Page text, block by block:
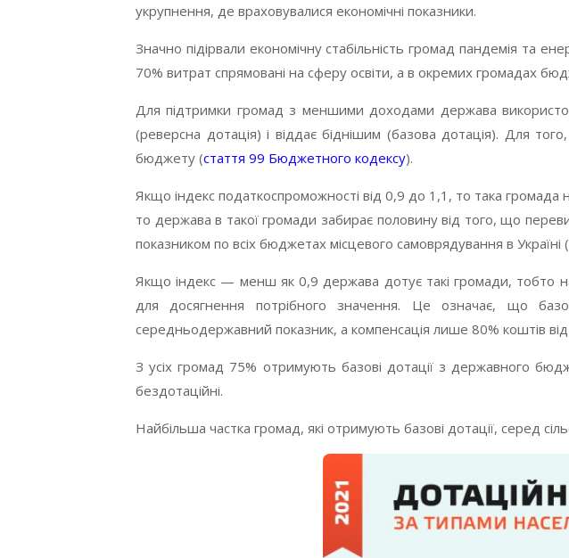
укрупнення, де враховувалися економічні показники.
Значно підірвали економічну стабільність громад пандемія та
70% витрат спрямовані на сферу освіти, а в окремих громадах
Для підтримки громад з меншими доходами держава
(реверсна дотація) і віддає біднішим (базова дотація). Для
бюджету (стаття 99 Бюджетного кодексу).
Якщо індекс податкоспроможності від 0,9 до 1,1, то така
то держава в такої громади забирає половину від того, що
показником по всіх бюджетах місцевого самоврядування в
Якщо індекс — менш як 0,9 держава дотує такі громади, тобто
для досягнення потрібного значення. Це означає, що
середньодержавний показник, а компенсація лише 80% коштів від
З усіх громад 75% отримують базові дотації з державного
бездотаційні.
Найбільша частка громад, які отримують базові дотації, серед